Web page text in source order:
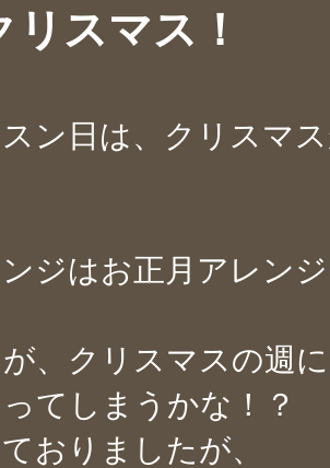
リスマス！
ン日は、クリスマ
ジはお正月アレン
、クリスマスの週
てしまうかな！？
おりましたが、